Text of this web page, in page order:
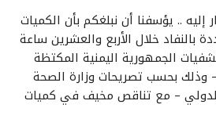
.. يؤسفنا أن نبلغكم بأن الكميات
بالنفاد خلال الأربع والعشرين ساعة
الجمهورية اليمنية المكتظة
وذلك بحسب تصريحات وزارة الصحة
الدولي – مع تناقص مخيف في كميات